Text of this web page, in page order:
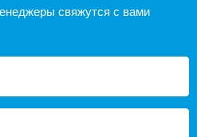
свяжутся с вами